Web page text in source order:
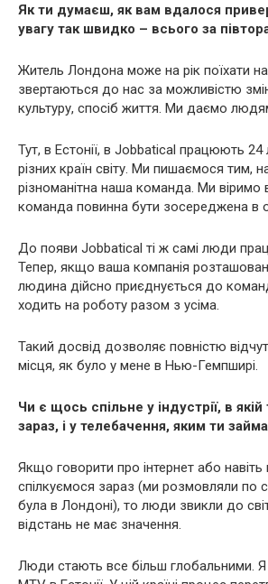
Як ти думаєш, як вам вдалося
увагу так швидко – всього за
Житель Лондона може на рік поїхати
звертаються до нас за можливістю
культуру, спосіб життя. Ми даємо
Тут, в Естонії, в Jobbatical працюють
різних країн світу. Ми пишаємося тим,
різноманітна наша команда. Ми віримо
команда повинна бути зосереджена в
До появи Jobbatical ті ж самі люди
Тепер, якщо ваша компанія
людина дійсно приєднується до
ходить на роботу разом з усіма.
Такий досвід дозволяє повністю
місця, як було у мене в Нью-Гемпширі.
Чи є щось спільне у індустрії, в
зараз, і у телебачення, яким ти
Якщо говорити про інтернет або навіть
спілкуємося зараз (ми розмовляли по
була в Лондоні), то люди звикли до
відстань не має значення.
Люди стають все більш глобальними. Я